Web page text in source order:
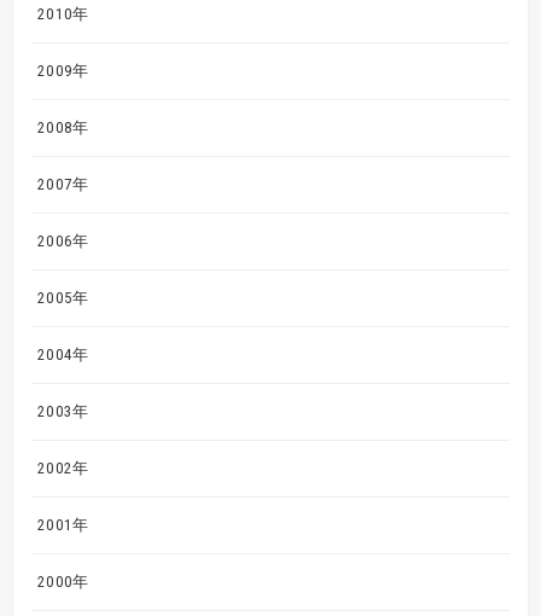
2010年
2009年
2008年
2007年
2006年
2005年
2004年
2003年
2002年
2001年
2000年